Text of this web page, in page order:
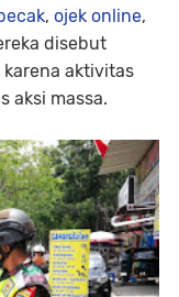
, ojek online,
disebut
aktivitas
aksi massa.